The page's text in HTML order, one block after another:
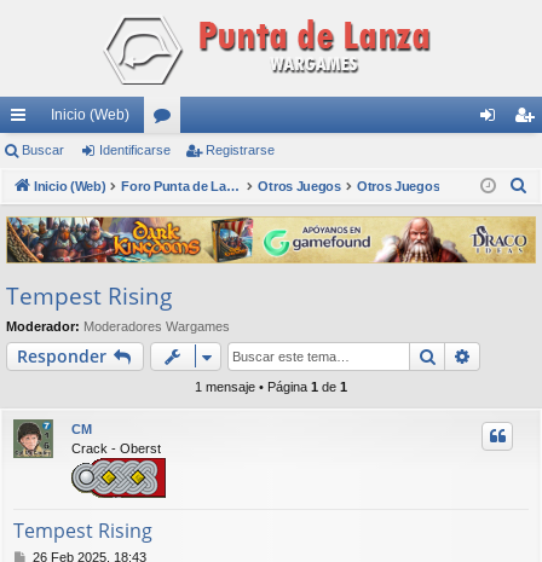
nl
ac
es
rá
pi
do
s
Inicio (Web)
or
os nti
fic
ar
ist
ra
rs
Buscar Identificarse Registrarse
Inicio (Web) Foro Punta de Lanza Wargames Otros Juegos Otros Juegos
s
c
Tempest Rising
Moderador: Moderadores Wargames
Responder Buscar
1 mensaje • Página 1 de 1
CM
Crack - Oberst
Tempest Rising
M
26 Feb 2025, 18:43